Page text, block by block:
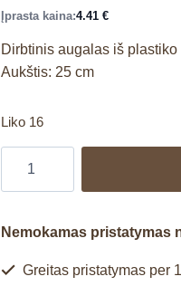
Įprasta kaina:4.41 €
Dirbtinis augalas iš plastiko
Aukštis: 25 cm
Liko 16
Nemokamas pristatymas
Greitas pristatymas per